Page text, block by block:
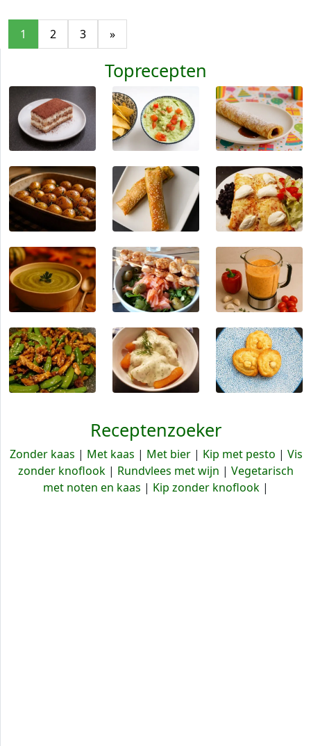
1 2 3 »
Toprecepten
Receptenzoeker
Zonder kaas | Met kaas | Met bier | Kip met pesto | Vis
zonder knoflook | Rundvlees met wijn | Vegetarisch
met noten en kaas | Kip zonder knoflook |